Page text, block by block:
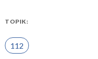
TOPIK:
112